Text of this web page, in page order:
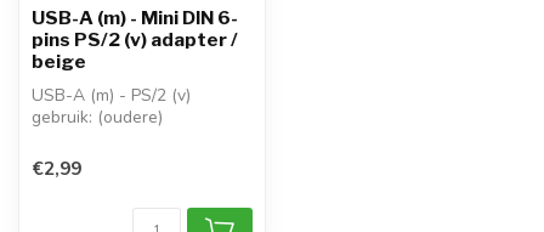
USB-A (m) - Mini DIN 6-
pins PS/2 (v) adapter /
beige
USB-A (m) - PS/2 (v)
gebruik: (oudere)
computer (USB-A...
€2,99